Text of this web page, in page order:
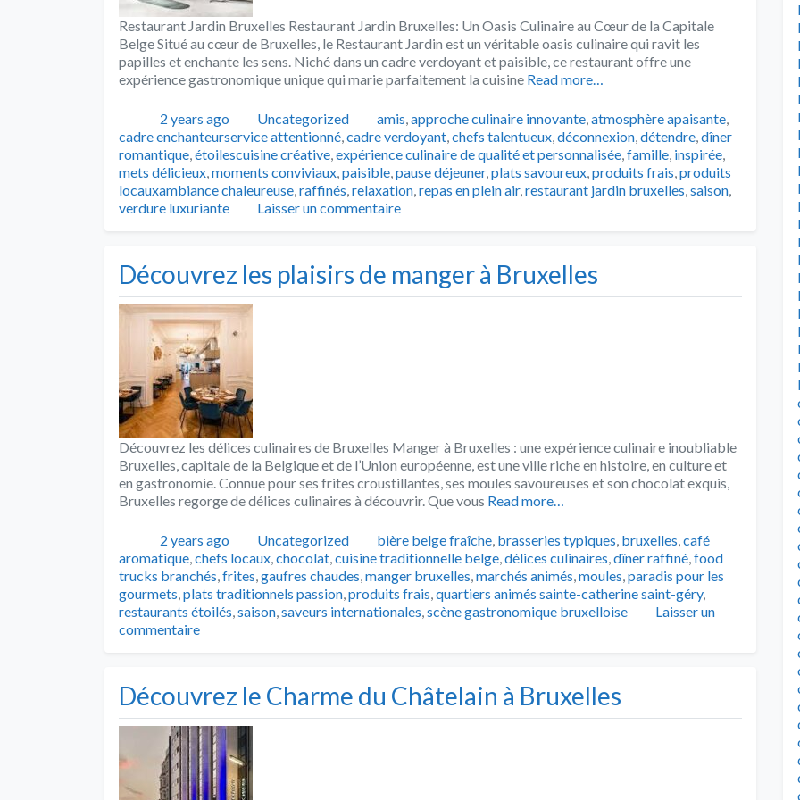
Restaurant Jardin Bruxelles Restaurant Jardin Bruxelles: Un Oasis Culinaire au Cœur de la Capitale
Belge Situé au cœur de Bruxelles, le Restaurant Jardin est un véritable oasis culinaire qui ravit les
papilles et enchante les sens. Niché dans un cadre verdoyant et paisible, ce restaurant offre une
expérience gastronomique unique qui marie parfaitement la cuisine Read more…
Publié2 years ago Catégories
Uncategorized Tags
amis,approche culinaire innovante,atmosphère apaisante,
cadre enchanteurservice attentionné,cadre verdoyant,chefs talentueux,déconnexion,détendre,dîner
romantique,étoilescuisine créative,expérience culinaire de qualité et personnalisée,famille, inspirée,
mets délicieux,moments conviviaux,paisible,pause déjeuner,plats savoureux,produits frais,produits
locauxambiance chaleureuse,raffinés,relaxation,repas en plein air,restaurant jardin bruxelles,saison,
verdure luxuriante
Laisser un commentaire
Découvrez les plaisirs de manger à Bruxelles
Découvrez les délices culinaires de Bruxelles Manger à Bruxelles : une expérience culinaire inoubliable
Bruxelles, capitale de la Belgique et de l’Union européenne, est une ville riche en histoire, en culture et
en gastronomie. Connue pour ses frites croustillantes, ses moules savoureuses et son chocolat exquis,
Bruxelles regorge de délices culinaires à découvrir. Que vous Read more…
Publié2 years ago Catégories
Uncategorized Tags
bière belge fraîche, brasseries typiques, bruxelles,café
aromatique,chefs locaux,chocolat,cuisine traditionnelle belge,délices culinaires,dîner raffiné,food
trucks branchés,frites,gaufres chaudes,manger bruxelles,marchés animés,moules,paradis pour les
gourmets,plats traditionnels passion,produits frais,quartiers animés sainte-catherine saint-géry,
restaurants étoilés,saison,saveurs internationales,scène gastronomique bruxelloise
Laisser un
commentaire
Découvrez le Charme du Châtelain à Bruxelles